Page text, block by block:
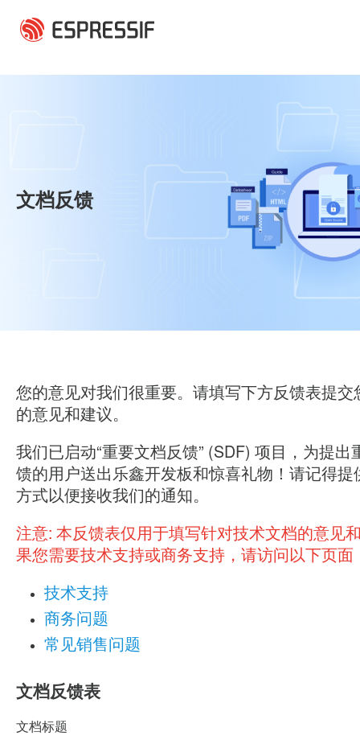
文档反馈
您的意见对我们很重要。请填写下方反馈表提交
的意见和建议。
我们已启动“重要文档反馈” (SDF) 项目，为提出
馈的用户送出乐鑫开发板和惊喜礼物！请记得提
方式以便接收我们的通知。
注意: 本反馈表仅用于填写针对技术文档的意见
果您需要技术支持或商务支持，请访问以下页面
技术支持
商务问题
常见销售问题
文档反馈表
文档标题